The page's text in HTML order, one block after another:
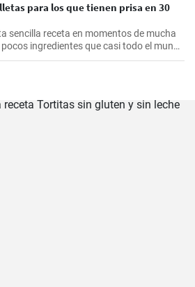
para los que tienen prisa en 30
sencilla receta en momentos de mucha
ingredientes que casi todo el mundo
30 minutos puedes estar disfrutando de
Con su textura crujiente y su
un éxito para las visitas improvisadas y